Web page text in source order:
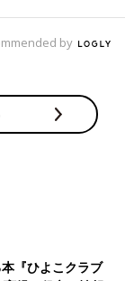
by
『ひよこクラブ